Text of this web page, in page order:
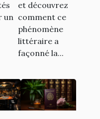
un
trésor
et découvrez
comment ce
phénomène
littéraire a
façonné la...